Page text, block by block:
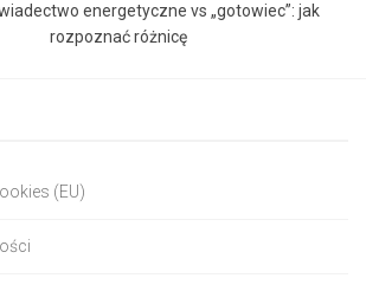
energetyczne vs „gotowiec”: jak
rozpoznać różnicę
(EU)